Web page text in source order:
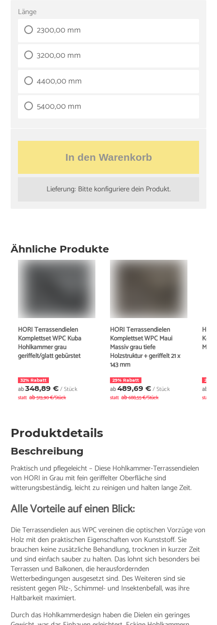
Länge
2300,00 mm
3200,00 mm
4400,00 mm
5400,00 mm
In den Warenkorb
Lieferung: Bitte konfiguriere dein Produkt.
Ähnliche Produkte
HORI Terrassendielen
Komplettset WPC Kuba
Hohlkammer grau
geriffelt/glatt gebürstet
32% Rabatt
ab348,89 €/ Stück
statt ab513,90 €/Stück
HORI Terrassendielen
Komplettset WPC Maui
Massiv grau tiefe
Holzstruktur + geriffelt 21 x
143 mm
29% Rabatt
ab489,69 €/ Stück
statt ab688,55 €/Stück
22%
ab
statt
Produktdetails
Beschreibung
Praktisch und pflegeleicht – Diese Hohlkammer-Terrassendielen
von HORI in Grau mit fein geriffelter Oberfläche sind
witterungsbeständig, leicht zu reinigen und halten lange Zeit.
Alle Vorteile auf einen Blick:
Die Terrassendielen aus WPC vereinen die optischen Vorzüge von
Holz mit den praktischen Eigenschaften von Kunststoff. Sie
brauchen keine zusätzliche Behandlung, trocknen in kurzer Zeit
und sind einfach sauber zu halten. Das lohnt sich besonders bei
Terrassen und Balkonen, die herausfordernden
Wetterbedingungen ausgesetzt sind. Des Weiteren sind sie
resistent gegen Pilz-, Schimmel- und Insektenbefall, was ihre
Haltbarkeit maximiert.
Durch das Hohlkammerdesign haben die Dielen ein geringes